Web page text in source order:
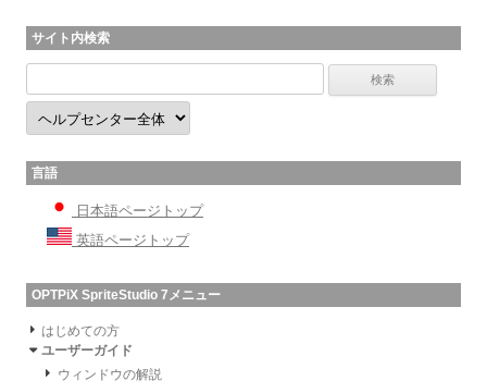
サイト内検索
言語
日本語ページトップ
英語ページトップ
OPTPiX SpriteStudio 7メニュー
はじめての方
ユーザーガイド
ウィンドウの解説